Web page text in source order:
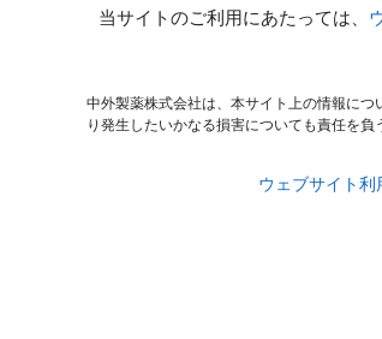
当サイトのご利用にあたっては、
中外製薬株式会社は、本サイト上の情報に
り発生したいかなる損害についても責任を
ウェブサイト利